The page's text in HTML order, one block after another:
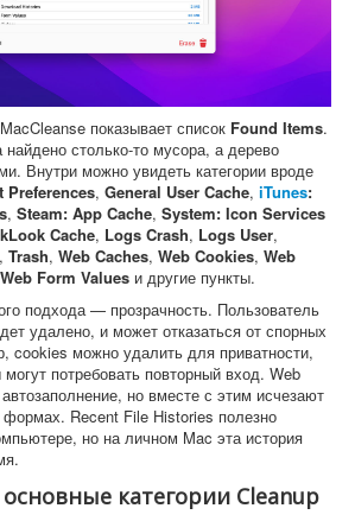
показывает список Found Items.
найдено столько-то мусора, а дерево
Внутри можно увидеть категории вроде
Preferences, General User Cache, iTunes:
, Steam: App Cache, System: Icon Services
Cache, Logs Crash, Logs User,
, Trash, Web Caches, Web Cookies, Web
Web Form Values и другие пункты.
подхода — прозрачность. Пользователь
удалено, и может отказаться от спорных
cookies можно удалить для приватности,
потребовать повторный вход. Web
но вместе с этим исчезают
Recent File Histories полезно
но на личном Mac эта история
категории Cleanup